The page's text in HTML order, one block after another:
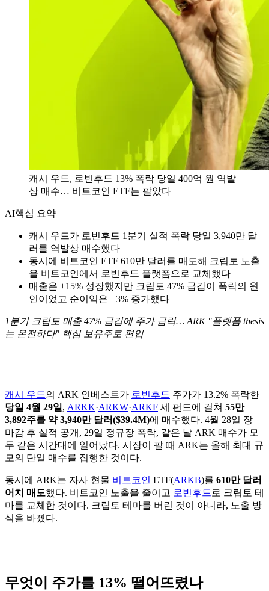
캐시 우드, 로빈후드 13% 폭락 당일 400억 원 역발
상 매수… 비트코인 ETF는 팔았다
AI핵심 요약
캐시 우드가 로빈후드 1분기 실적 폭락 당일 3,940만 달
러를 역발상 매수했다
동시에 비트코인 ETF 610만 달러를 매도해 크립토 노출
을 비트코인에서 로빈후드 플랫폼으로 교체했다
매출은 +15% 성장했지만 크립토 47% 급감이 폭락의 원
인이었고 순이익은 +3% 증가했다
1분기 크립토 매출 47% 급감에 주가 급락… ARK "플랫폼 thesis
는 온전하다" 핵심 보유주로 편입
캐시 우드의 ARK 인베스트가 로빈후드 주가가 13.2% 폭락한
당일 4월 29일 , ARKK·ARKW·ARKF 세 펀드에 걸쳐 55만
3,892주를 약 3,940만 달러($39.4M)에 매수했다. 4월 28일 장
마감 후 실적 공개, 29일 정규장 폭락, 같은 날 ARK 매수가 모
두 같은 시간대에 일어났다. 시장이 팔 때 ARK는 올해 최대 규
모의 단일 매수를 집행한 것이다.
동시에 ARK는 자사 현물 비트코인 ETF(ARKB)를 610만 달러
어치 매도했다. 비트코인 노출을 줄이고 로빈후드 로 크립토 테
마를 교체한 것이다. 크립토 테마를 버린 것이 아니라, 노출 방
식을 바꿨다.
무엇이 주가를 13% 떨어뜨렸나